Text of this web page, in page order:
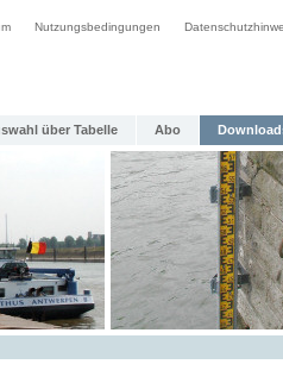
Nutzungsbedingungen
über Tabelle Abo